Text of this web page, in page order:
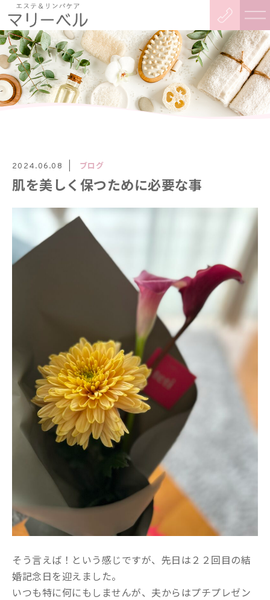
2024.06.08 ブログ
肌を美しく保つために必要な事
そう言えば！という感じですが、先日は２２回目の結
婚記念日を迎えました。
いつも特に何にもしませんが、夫からはプチプレゼン